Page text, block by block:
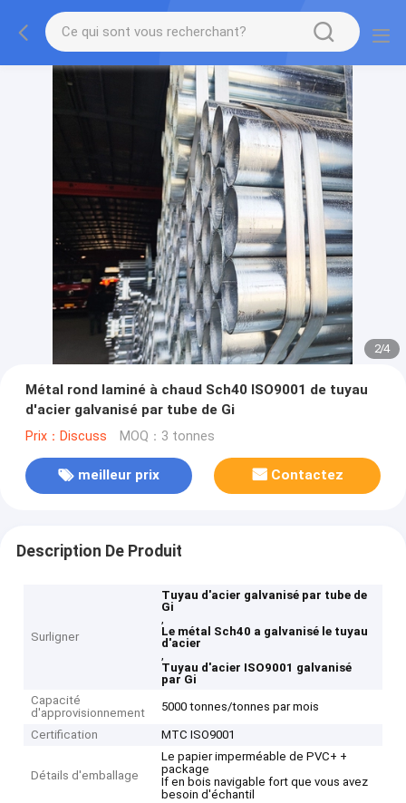
2/4
Métal rond laminé à chaud Sch40 ISO9001 de tuyau
d'acier galvanisé par tube de Gi
Prix：Discuss MOQ：3 tonnes
meilleur prix Contactez
Description De Produit
Surligner
Tuyau d'acier galvanisé par tube de
Gi
,
Le métal Sch40 a galvanisé le tuyau
d'acier
,
Tuyau d'acier ISO9001 galvanisé
par Gi
Capacité
d'approvisionnement
5000 tonnes/tonnes par mois
Certification MTC ISO9001
Détails d'emballage
Le papier imperméable de PVC+ +
package
If en bois navigable fort que vous avez
besoin d'échantil